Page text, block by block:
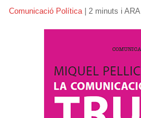
Comunicació Política| 2 minuts i ARA